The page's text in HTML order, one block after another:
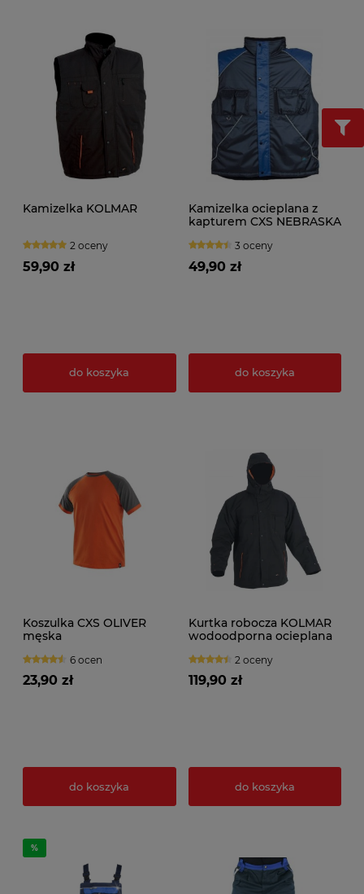
Kamizelka KOLMAR
2 oceny
59,90 zł
do koszyka
Kamizelka ocieplana z
kapturem CXS NEBRASKA
3 oceny
49,90 zł
do koszyka
Koszulka CXS OLIVER
męska
6 ocen
23,90 zł
do koszyka
Kurtka robocza KOLMAR
wodoodporna ocieplana
2 oceny
119,90 zł
do koszyka